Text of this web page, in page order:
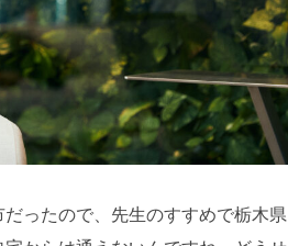
ったので、先生のすすめで栃木県